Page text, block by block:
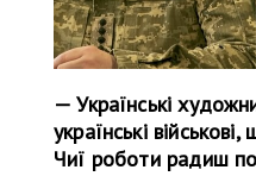
— Українські
українські
Чиї роботи радиш